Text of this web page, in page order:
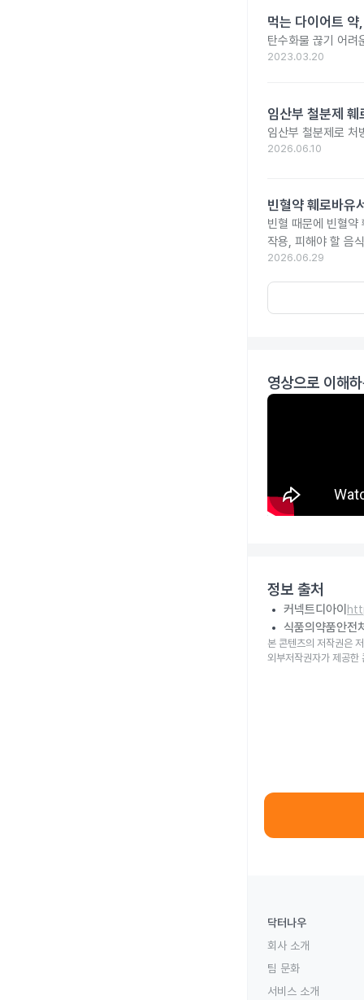
먹는 다이어트
탄수화물 끊기 어려
2023.03.20
임산부 철분제
임산부 철분제로 처
2026.06.10
빈혈약 훼로바유
빈혈 때문에 빈혈약
작용, 피해야 할 음
2026.06.29
영상으로 이해
정보 출처
커넥트디아이
식품의약품안전
본 콘텐츠의 저작권은
외부저작권자가 제공한
닥터나우
회사 소개
팀 문화
서비스 소개